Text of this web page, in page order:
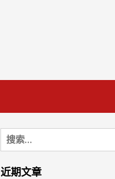
搜
索：
近期文章